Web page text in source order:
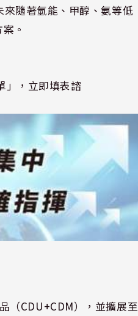
隨著氫能、甲醇、氨等低
。
」，立即填表諮
（CDU+CDM），並擴展至